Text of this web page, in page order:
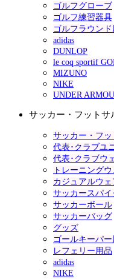
ゴルフグローブ
ゴルフ練習器具
ゴルフラウンド
adidas
DUNLOP
le coq sportif
MIZUNO
NIKE
UNDER
サッカー・フットサ
サッカー・フ
代表･クラブユ
代表･クラブウ
トレーニング
カジュアルウェ
サッカースパ
サッカーボール
サッカーバッグ
グッズ
ゴールキーパー
レフェリー用品
adidas
NIKE